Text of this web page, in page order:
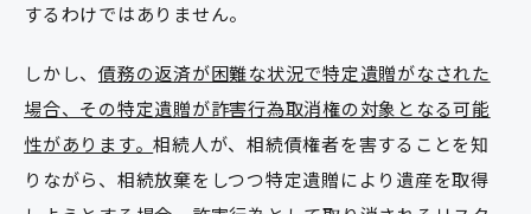
するわけではありません。
しかし、 債務の返済が困難な状況で特定遺贈がなされた
場合、その特定遺贈が詐害行為取消権の対象となる可能
性があります。相続人が、相続債権者を害することを知
りながら、相続放棄をしつつ特定遺贈により遺産を取得